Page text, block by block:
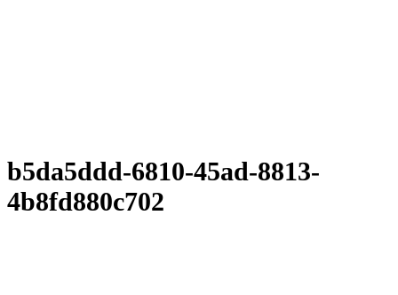
b5da5ddd-6810-45ad-8813-
4b8fd880c702